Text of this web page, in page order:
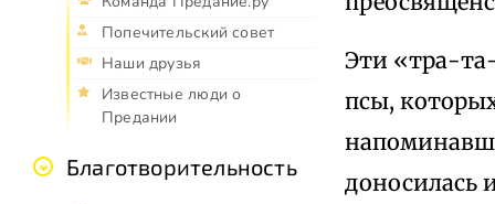
Попечительский совет
Наши друзья
Известные люди о
Предании
Благотворительность
Эти «тра-
псы,
доносилась